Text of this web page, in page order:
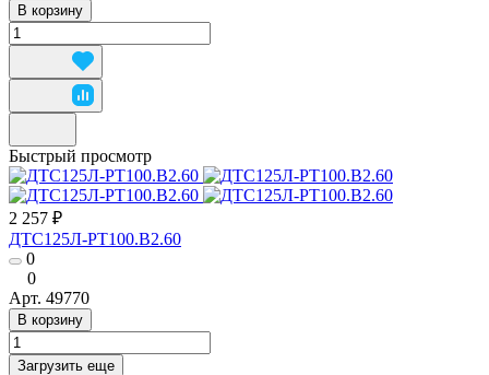
В корзину
Быстрый просмотр
2 257 ₽
ДТС125Л-РТ100.В2.60
0
0
Арт. 49770
В корзину
Загрузить еще